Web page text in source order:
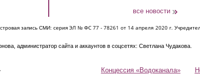
все новости
запись СМИ: серия ЭЛ № ФС 77 - 78261 от 14 апреля 2020 г.
администратор сайта и аккаунтов в соцсетях: Светлана Чудакова.
Концессия «Водоканала»